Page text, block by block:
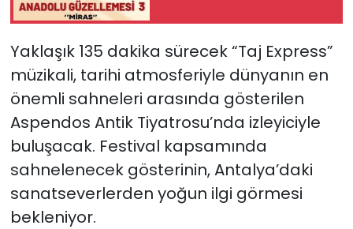
Yaklaşık 135 dakika sürecek “Taj Express”
müzikali, tarihi atmosferiyle dünyanın en
önemli sahneleri arasında gösterilen
Aspendos Antik Tiyatrosu’nda izleyiciyle
buluşacak. Festival kapsamında
sahnelenecek gösterinin, Antalya’daki
sanatseverlerden yoğun ilgi görmesi
bekleniyor.